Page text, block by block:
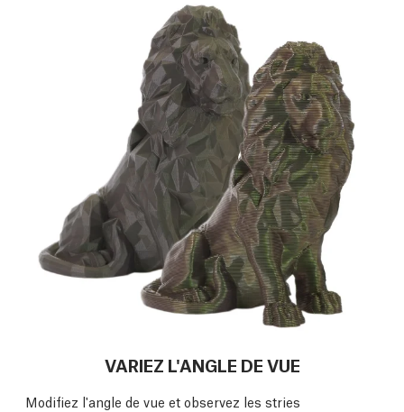
VARIEZ L'ANGLE DE VUE
Modifiez l'angle de vue et observez les stries